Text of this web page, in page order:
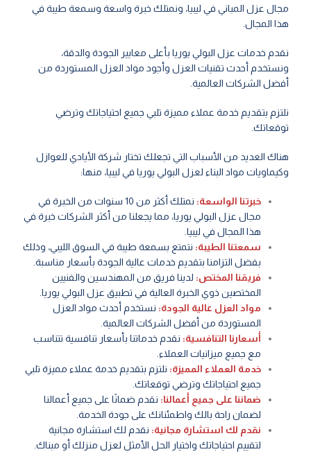
مجال عزل المباني في ليبيا، ونمتلك خبرة واسعة وسمعة طيبة في
هذا المجال.
نقدم خدمات عزل البولي يوريا بأعلى معايير الجودة والدقة،
ونستخدم أحدث تقنيات العزل وأجود مواد العزل المستوردة من
أفضل الشركات العالمية.
نلتزم بتقديم خدمة عملاء مميزة تلبي جميع احتياجاتك وترضي
توقعاتك.
هناك العديد من الأسباب التي تجعلك تختار شركة الأيادي للعوازل
وكيماويات مواد البناء لعزل البولي يوريا في ليبيا، منها:
خبرتنا الواسعة:
نمتلك أكثر من 10 سنوات من الخبرة في
مجال عزل البولي يوريا، مما يجعلنا من أكثر الشركات خبرة في
هذا المجال في ليبيا.
سمعتنا الطيبة: نتمتع بسمعة طيبة في السوق الليبي، وذلك
بفضل التزامنا بتقديم خدمات عالية الجودة بأسعار مناسبة.
فريقنا المختص: لدينا فريق من المهندسين والفنيين
المختصين ذوي الخبرة العالية في تطبيق عزل البولي يوريا.
مواد العزل عالية الجودة: نستخدم أحدث مواد العزل
المستوردة من أفضل الشركات العالمية.
أسعارنا التنافسية: نقدم خدماتنا بأسعار تنافسية تتناسب
مع جميع ميزانيات العملاء.
خدمة العملاء المميزة: نلتزم بتقديم خدمة عملاء مميزة تلبي
جميع احتياجاتك وترضي توقعاتك.
ضماننا على جميع أعمالنا: نقدم ضمانًا على جميع أعمالنا
لضمان راحة بالك واطمئنانك على جودة الخدمة.
نقدم لك استشارة مجانية: نقدم لك استشارة مجانية
لتقييم احتياجاتك واختيار الحل الأمثل لعزل منزلك أو مبناك.